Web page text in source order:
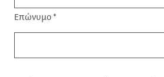
Επώνυμο*